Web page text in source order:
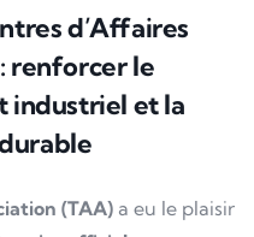
d’Affaires
renforcer le
industriel et la
(TAA) a eu le plaisir